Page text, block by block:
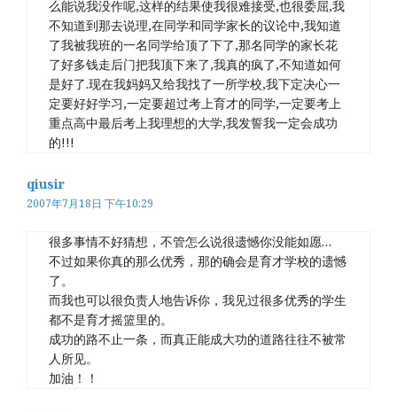
么能说我没作呢,这样的结果使我很难接受,也很委屈,我
不知道到那去说理,在同学和同学家长的议论中,我知道
了我被我班的一名同学给顶了下了,那名同学的家长花
了好多钱走后门把我顶下来了,我真的疯了,不知道如何
是好了.现在我妈妈又给我找了一所学校,我下定决心一
定要好好学习,一定要超过考上育才的同学,一定要考上
重点高中最后考上我理想的大学,我发誓我一定会成功
的!!!
qiusir
2007年7月18日 下午10:29
很多事情不好猜想，不管怎么说很遗憾你没能如愿…
不过如果你真的那么优秀，那的确会是育才学校的遗憾
了。
而我也可以很负责人地告诉你，我见过很多优秀的学生
都不是育才摇篮里的。
成功的路不止一条，而真正能成大功的道路往往不被常
人所见。
加油！！